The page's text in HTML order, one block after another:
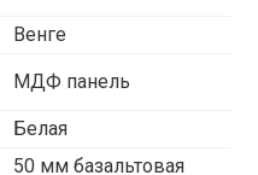
Венге
МДФ панель
Белая
50 мм базальтовая